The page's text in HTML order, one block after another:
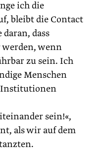
ich die
bleibt die Contact
daran, dass
wenn
zu sein. Ich
Menschen
Institutionen
sein!«,
als wir auf dem